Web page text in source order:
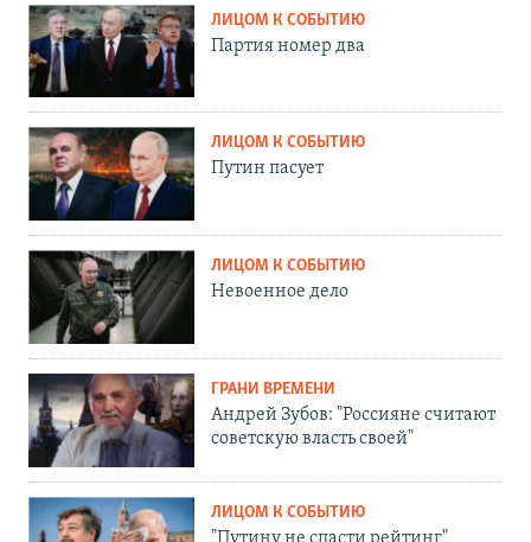
ЛИЦОМ К СОБЫТИЮ
Партия номер два
ЛИЦОМ К СОБЫТИЮ
Путин пасует
ЛИЦОМ К СОБЫТИЮ
Невоенное дело
ГРАНИ ВРЕМЕНИ
Андрей Зубов: "Россияне считают
советскую власть своей"
ЛИЦОМ К СОБЫТИЮ
"Путину не спасти рейтинг"